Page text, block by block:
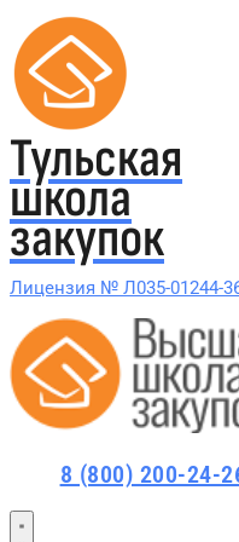
Тульская
школа
закупок
Лицензия № Л035-01244-
Проверить в реестре
Курсы по 44-ФЗ
8 (800) 200-24-